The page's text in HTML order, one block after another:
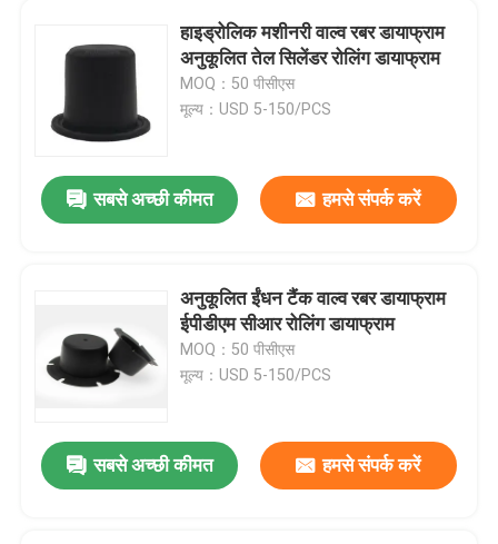
हाइड्रोलिक मशीनरी वाल्व रबर डायाफ्राम
अनुकूलित तेल सिलेंडर रोलिंग डायाफ्राम
MOQ：50 पीसीएस
मूल्य：USD 5-150/PCS
सबसे अच्छी कीमत हमसे संपर्क करें
अनुकूलित ईंधन टैंक वाल्व रबर डायाफ्राम
ईपीडीएम सीआर रोलिंग डायाफ्राम
MOQ：50 पीसीएस
मूल्य：USD 5-150/PCS
सबसे अच्छी कीमत हमसे संपर्क करें